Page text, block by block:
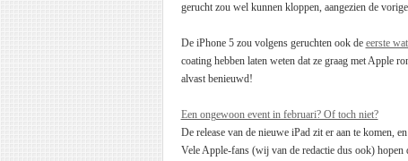
gerucht zou wel kunnen kloppen, aangezien de
De iPhone 5 zou volgens geruchten ook de eerste
coating hebben laten weten dat ze graag met Apple
alvast benieuwd!
Een ongewoon event in februari? Of toch niet?
De release van de nieuwe iPad zit er aan te komen,
Vele Apple-fans (wij van de redactie dus ook) hopen